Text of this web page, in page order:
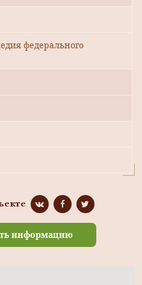
федерального
информацию